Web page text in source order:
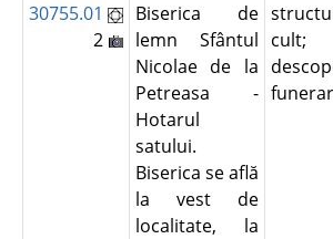
30755.01
2
Biserica de
lemn Sfântul
Nicolae de la
Petreasa -
Hotarul
satului.
Biserica se află
la vest de
localitate, la
cult;